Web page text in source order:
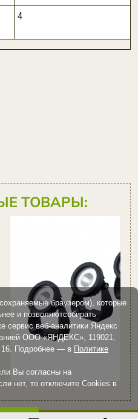
4
ТОВАРЫ:
MKC-510V
Цена:8 790
руб
Купить
браузером), которые
и позволяютсобирать
сервис веб-аналитики Яндекс
ООО «ЯНДЕКС», 119021,
16. Подробнее — в Политике
Вы согласны на
нет, то отключите Cookies в